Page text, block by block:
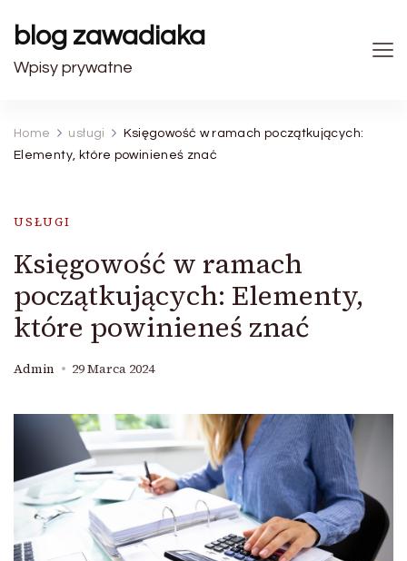
blog zawadiaka
Wpisy prywatne
Home usługi
Księgowość w ramach początkujących:
Elementy, które powinieneś znać
USŁUGI
Księgowość w ramach
początkujących: Elementy,
które powinieneś znać
Admin 29 Marca 2024